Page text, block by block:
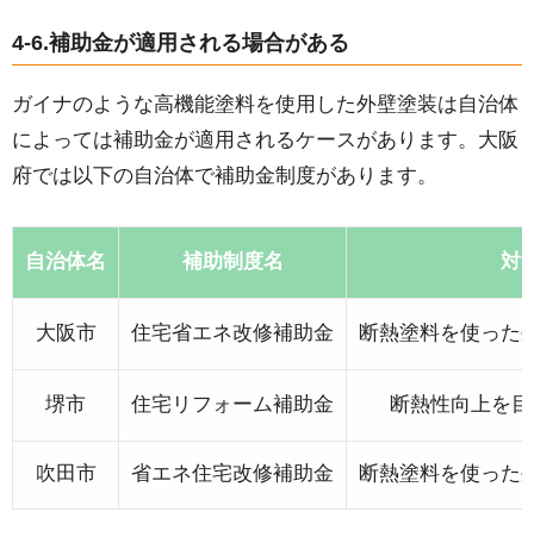
4-6.補助金が適用される場合がある
ガイナのような高機能塗料を使用した外壁塗装は自治体
によっては補助金が適用されるケースがあります。大阪
府では以下の自治体で補助金制度があります。
自治体名 補助制度名 対
大阪市 住宅省エネ改修補助金 断熱塗料を使った
堺市 住宅リフォーム補助金 断熱性向上を
吹田市 省エネ住宅改修補助金 断熱塗料を使った